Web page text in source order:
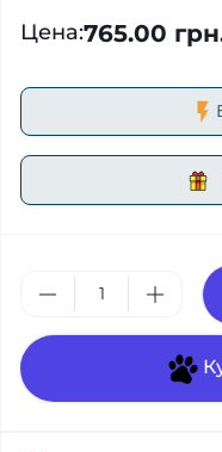
Цена:765.00